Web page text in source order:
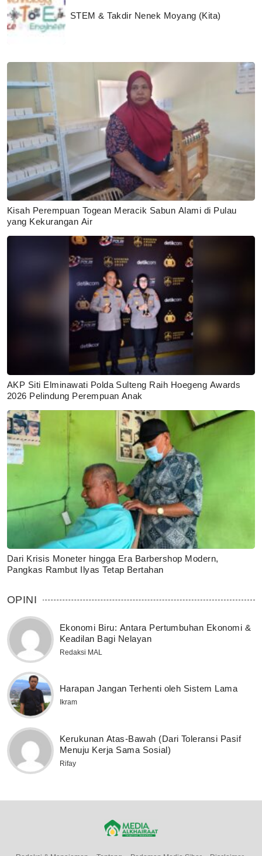
STEM & Takdir Nenek Moyang (Kita)
Kisah Perempuan Togean Meracik Sabun Alami di Pulau
yang Kekurangan Air
AKP Siti Elminawati Polda Sulteng Raih Hoegeng Awards
2026 Pelindung Perempuan Anak
Dari Krisis Moneter hingga Era Barbershop Modern,
Pangkas Rambut Ilyas Tetap Bertahan
OPINI
Ekonomi Biru: Antara Pertumbuhan Ekonomi &
Keadilan Bagi Nelayan
Redaksi MAL
Harapan Jangan Terhenti oleh Sistem Lama
Ikram
Kerukunan Atas-Bawah (Dari Toleransi Pasif
Menuju Kerja Sama Sosial)
Rifay